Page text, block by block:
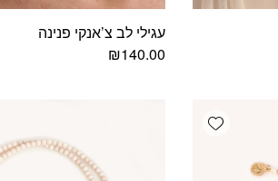
עגילי לב צ’אנקי פנינה
₪140.00
Add wishlist